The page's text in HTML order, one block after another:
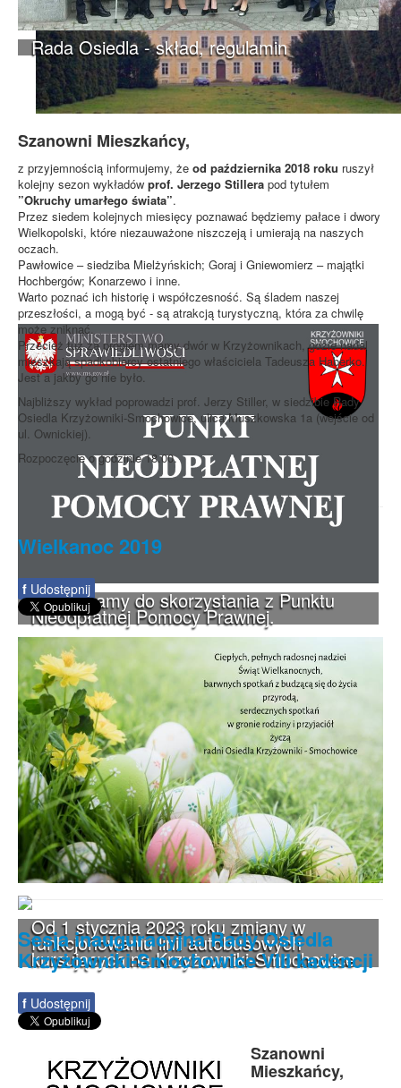
Rada Osiedla - skład, regulamin
Zapraszamy do skorzystania z Punktu
Nieodpłatnej Pomocy Prawnej.
Od 1 stycznia 2023 roku zmiany w
funkcjonowaniu linii autobusowych
kursujących na Krzyżowniki-Smochowice
Szanowni Mieszkańcy,
z przyjemnością informujemy, że od października 2018 roku ruszył
kolejny sezon wykładów prof. Jerzego Stillera pod tytułem
”Okruchy umarłego świata”.
Przez siedem kolejnych miesięcy poznawać będziemy pałace i dwory
Wielkopolski, które niezauważone niszczeją i umierają na naszych
oczach.
Pawłowice – siedziba Mielżyńskich; Goraj i Gniewomierz – majątki
Hochbergów; Konarzewo i inne.
Warto poznać ich historię i współczesność. Są śladem naszej
przeszłości, a mogą być - są atrakcją turystyczną, która za chwilę
może zniknąć.
Przecież tuż za progiem mamy dwór w Krzyżownikach, gdzie nadal
mieszkają spadkobiercy ostatniego właściciela Tadeusza Haberko.
Jest a jakby go nie było.
Najbliższy wykład poprowadzi prof. Jerzy Stiller, w siedzibie Rady
Osiedla Krzyżowniki-Smochowice, ulica Muszkowska 1a (wejście od
ul. Ownickiej).
Rozpoczęcie o godzinie 18.00.
Wielkanoc 2019
f Udostępnij
Sesja inauguracyjna Rady Osiedla
Krzyżowniki-Smochowice VIII kadencji
f Udostępnij
Szanowni
Mieszkańcy,